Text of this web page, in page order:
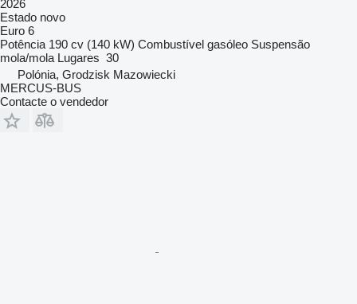
2026
Estado novo
Euro 6
Potência 190 cv (140 kW) Combustível gasóleo Suspensão
mola/mola Lugares 30
Polónia, Grodzisk Mazowiecki
MERCUS-BUS
Contacte o vendedor